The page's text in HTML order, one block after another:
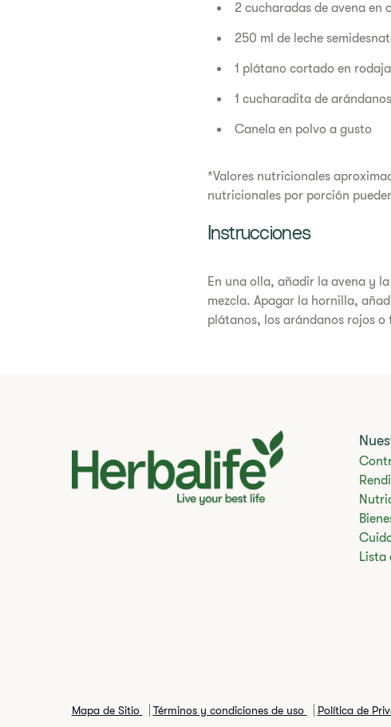
2 cucharadas de avena en
250 ml de leche
1 plátano cortado en
1 cucharadita de
Canela en polvo a gusto
*Valores nutricionales
nutricionales por porción
Instrucciones
En una olla, añadir la avena y
mezcla. Apagar la hornilla,
plátanos, los arándanos rojos
Lista
Mapa de Sitio Términos y condiciones de uso Política de